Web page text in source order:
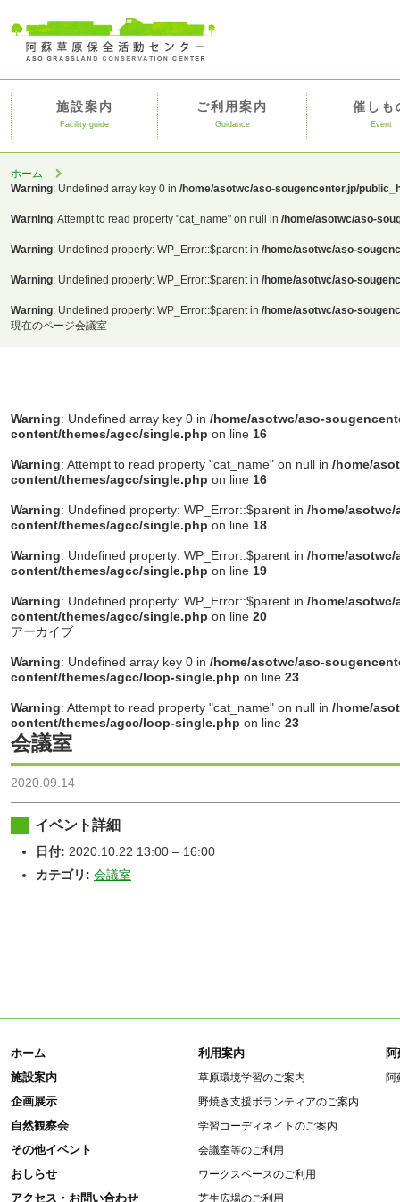
施設案内
Facility guide
ご利用案内
Guidance
催しも
Event
ホーム
Warning: Undefined array key 0 in /home/asotwc/aso-sougencenter.jp/
Warning: Attempt to read property "cat_name" on null in /home/asotwc/aso-
Warning: Undefined property: WP_Error::$parent in /home/asotwc/aso-
Warning: Undefined property: WP_Error::$parent in /home/asotwc/aso-
Warning: Undefined property: WP_Error::$parent in /home/asotwc/aso-
現在のページ会議室
Warning: Undefined array key 0 in /home/asotwc/aso-
content/themes/agcc/single.php on line 16
Warning: Attempt to read property "cat_name" on null in /home/
content/themes/agcc/single.php on line 16
Warning: Undefined property: WP_Error::$parent in /home/
content/themes/agcc/single.php on line 18
Warning: Undefined property: WP_Error::$parent in /home/
content/themes/agcc/single.php on line 19
Warning: Undefined property: WP_Error::$parent in /home/
content/themes/agcc/single.php on line 20
アーカイブ
Warning: Undefined array key 0 in /home/asotwc/aso-
content/themes/agcc/loop-single.php on line 23
Warning: Attempt to read property "cat_name" on null in /home/
content/themes/agcc/loop-single.php on line 23
会議室
2020.09.14
イベント詳細
日付: 2020.10.22 13:00 – 16:00
カテゴリ: 会議室
ホーム
施設案内
企画展示
自然観察会
その他イベント
おしらせ
アクセス・お問い合わせ
利用案内
草原環境学習のご案内
野焼き支援ボランティアのご案内
学習コーディネイトのご案内
会議室等のご利用
ワークスペースのご利用
芝生広場のご利用
阿